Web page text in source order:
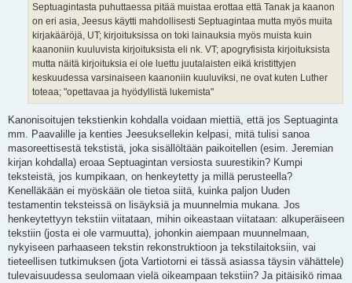
Septuagintasta puhuttaessa pitää muistaa erottaa että Tanak ja kaanon
on eri asia, Jeesus käytti mahdollisesti Septuagintaa mutta myös muita
kirjakääröjä, UT; kirjoituksissa on toki lainauksia myös muista kuin
kaanoniin kuuluvista kirjoituksista eli nk. VT; apogryfisista kirjoituksista
mutta näitä kirjoituksia ei ole luettu juutalaisten eikä kristittyjen
keskuudessa varsinaiseen kaanoniin kuuluviksi, ne ovat kuten Luther
toteaa; "opettavaa ja hyödyllistä lukemista"
Kanonisoitujen tekstienkin kohdalla voidaan miettiä, että jos Septuaginta
mm. Paavalille ja kenties Jeesuksellekin kelpasi, mitä tulisi sanoa
masoreettisestä tekstistä, joka sisällöltään paikoitellen (esim. Jeremian
kirjan kohdalla) eroaa Septuagintan versiosta suurestikin? Kumpi
teksteistä, jos kumpikaan, on henkeytetty ja millä perusteella?
Kenelläkään ei myöskään ole tietoa siitä, kuinka paljon Uuden
testamentin teksteissä on lisäyksiä ja muunnelmia mukana. Jos
henkeytettyyn tekstiin viitataan, mihin oikeastaan viitataan: alkuperäiseen
tekstiin (josta ei ole varmuutta), johonkin aiempaan muunnelmaan,
nykyiseen parhaaseen tekstin rekonstruktioon ja tekstilaitoksiin, vai
tieteellisen tutkimuksen (jota Vartiotorni ei tässä asiassa täysin vähättele)
tulevaisuudessa seulomaan vielä oikeampaan tekstiin? Ja pitäisikö rimaa